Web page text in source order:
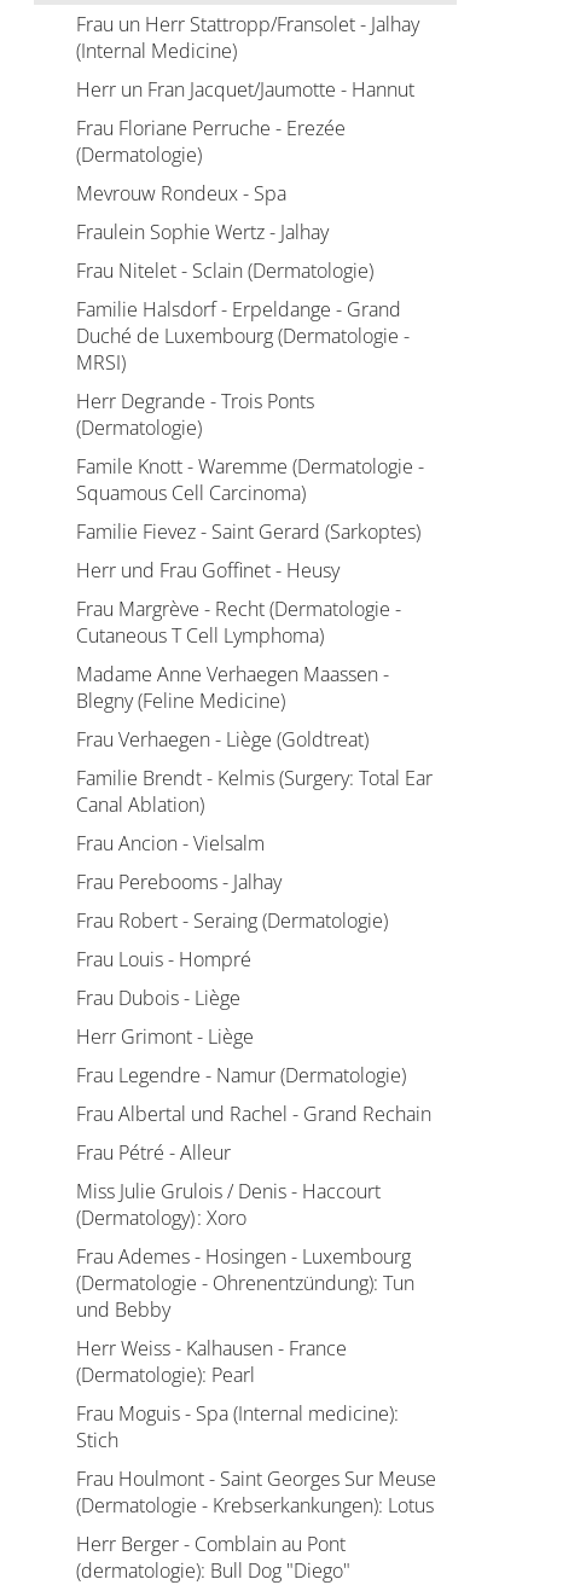
Frau un Herr Stattropp/Fransolet - Jalhay
(Internal Medicine)
Herr un Fran Jacquet/Jaumotte - Hannut
Frau Floriane Perruche - Erezée
(Dermatologie)
Mevrouw Rondeux - Spa
Fraulein Sophie Wertz - Jalhay
Frau Nitelet - Sclain (Dermatologie)
Familie Halsdorf - Erpeldange - Grand
Duché de Luxembourg (Dermatologie -
MRSI)
Herr Degrande - Trois Ponts
(Dermatologie)
Famile Knott - Waremme (Dermatologie -
Squamous Cell Carcinoma)
Familie Fievez - Saint Gerard (Sarkoptes)
Herr und Frau Goffinet - Heusy
Frau Margrève - Recht (Dermatologie -
Cutaneous T Cell Lymphoma)
Madame Anne Verhaegen Maassen -
Blegny (Feline Medicine)
Frau Verhaegen - Liège (Goldtreat)
Familie Brendt - Kelmis (Surgery: Total Ear
Canal Ablation)
Frau Ancion - Vielsalm
Frau Perebooms - Jalhay
Frau Robert - Seraing (Dermatologie)
Frau Louis - Hompré
Frau Dubois - Liège
Herr Grimont - Liège
Frau Legendre - Namur (Dermatologie)
Frau Albertal und Rachel - Grand Rechain
Frau Pétré - Alleur
Miss Julie Grulois / Denis - Haccourt
(Dermatology) : Xoro
Frau Ademes - Hosingen - Luxembourg
(Dermatologie - Ohrenentzündung): Tun
und Bebby
Herr Weiss - Kalhausen - France
(Dermatologie): Pearl
Frau Moguis - Spa (Internal medicine):
Stich
Frau Houlmont - Saint Georges Sur Meuse
(Dermatologie - Krebserkankungen): Lotus
Herr Berger - Comblain au Pont
(dermatologie): Bull Dog "Diego"